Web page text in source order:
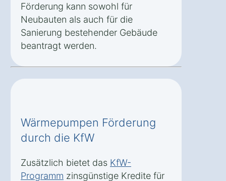
Förderung kann sowohl für
Neubauten als auch für die
Sanierung bestehender Gebäude
beantragt werden.
Wärmepumpen Förderung
durch die KfW
Zusätzlich bietet das KfW-
Programm zinsgünstige Kredite für